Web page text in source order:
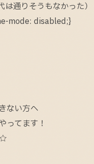
通りそうもなかった）
mode: disabled;}
ない方へ
ってます！